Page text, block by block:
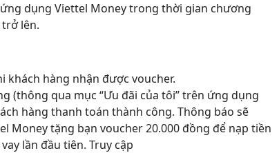
dụng Viettel Money trong thời gian chương
lên.
khách hàng nhận được voucher.
(thông qua mục “Ưu đãi của tôi” trên ứng dụng
hàng thanh toán thành công. Thông báo sẽ
Money tặng bạn voucher 20.000 đồng để nạp tiền
lần đầu tiên. Truy cập